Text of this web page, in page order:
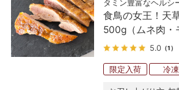
タミン豊富なヘルシ
食鳥の女王！天
500g（ムネ肉・
5.0 （1）
限定入荷 冷凍